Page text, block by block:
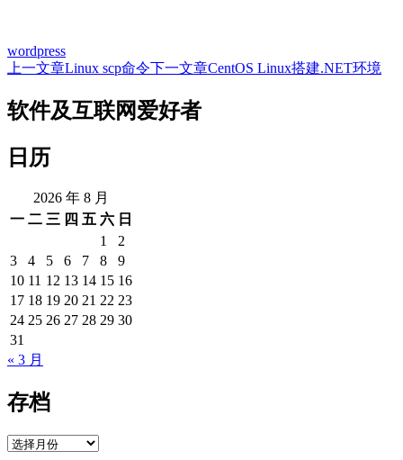
wordpress
文
章
航
上一文章Linux scp命令下一文章CentOS Linux搭建.NET环境
软件及互联网爱好者
日历
2026 年 8 月
一 二 三 四 五 六 日
1
2
3
4 5 6 7 8
9
10 11 12 13 14 15 16
17 18 19 20 21 22 23
24 25 26 27 28 29 30
31
« 3 月
存档
存